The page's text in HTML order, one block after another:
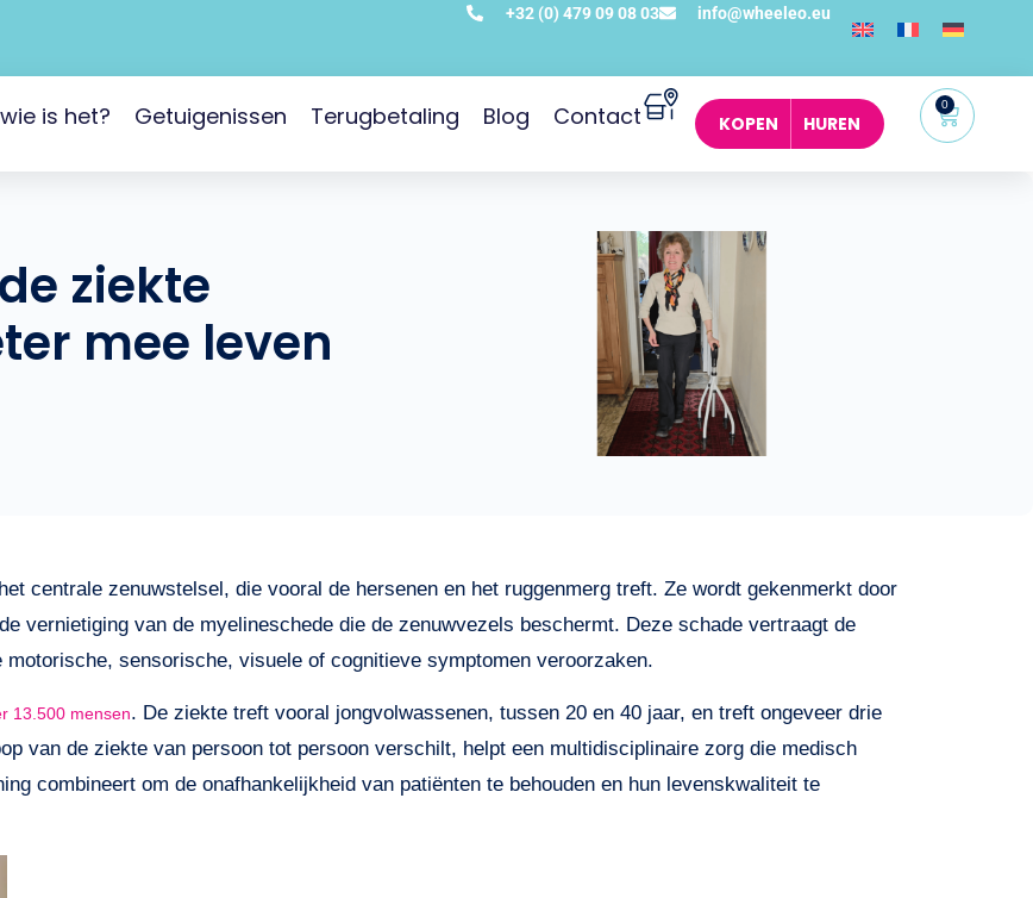
+32 (0) 479 09 08 03 info@wheeleo.eu
is het? Getuigenissen Terugbetaling Blog Contact KOPEN HUREN
0
ziekte
mee leven
centrale zenuwstelsel, die vooral de hersenen en het ruggenmerg treft. Ze wordt gekenmerkt door
vernietiging van de myelineschede die de zenuwvezels beschermt. Deze schade vertraagt de
sensorische, visuele of cognitieve symptomen veroorzaken.
13.500 mensen. De ziekte treft vooral jongvolwassenen, tussen 20 en 40 jaar, en treft ongeveer drie
van de ziekte van persoon tot persoon verschilt, helpt een multidisciplinaire zorg die medisch
combineert om de onafhankelijkheid van patiënten te behouden en hun levenskwaliteit te